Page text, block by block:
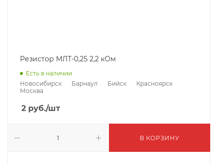
Резистор МЛТ-0,25 2,2 кОм
Есть в наличии
Новосибирск
Барнаул Бийск
Красноярск
Москва
2 руб./шт
В КОРЗИНУ